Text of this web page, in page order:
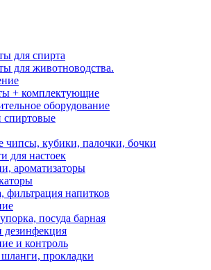
для спирта
для животноводства.
+ комплектующие
оборудование
чипсы, кубики, палочки, бочки
для настоек
ароматизаторы
фильтрация напитков
посуда барная
и контроль
прокладки